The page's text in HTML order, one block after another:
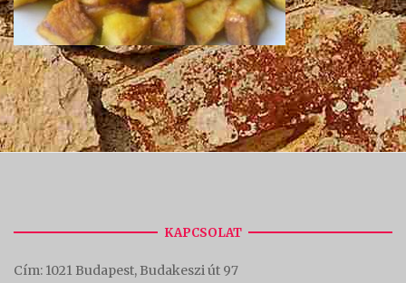
KAPCSOLAT
Cím: 1021 Budapest, Budakeszi út 97